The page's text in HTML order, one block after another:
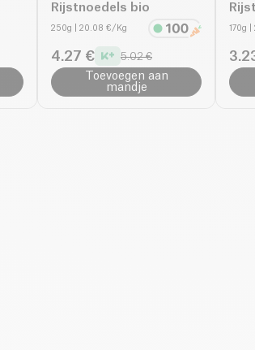
Rijstnoedels bio
250g | 20.08 €/Kg
4.27 € 5.02 €
Toevoegen aan
mandje
170g